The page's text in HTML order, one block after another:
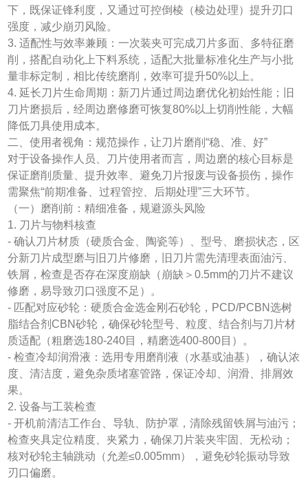
下，既保证锋利度，又通过可控倒棱（棱边处理）提升刃口
强度，减少崩刃风险。
3. 适配性与效率兼顾：一次装夹可完成刀片多面、多特征磨
削，搭配自动化上下料系统，适配大批量标准化生产与小批
量非标定制，相比传统磨削，效率可提升50%以上。
4. 延长刀片生命周期：新刀片通过周边磨优化初始性能；旧
刀片磨损后，经周边磨修磨可恢复80%以上切削性能，大幅
降低刀具使用成本。
二、使用者视角：规范操作，让刀片磨削“稳、准、好”
对于设备操作人员、刀片使用者而言，周边磨的核心目标是
保证磨削质量、提升效率、避免刀片报废与设备损伤，操作
需聚焦“前期准备、过程管控、后期处理”三大环节。
（一）磨削前：精细准备，规避源头风险
1. 刀片与物料核查
- 确认刀片材质（硬质合金、陶瓷等）、型号、磨损状态，区
分新刀片成型磨与旧刀片修磨，旧刀片需先清理表面油污、
铁屑，检查是否存在深度崩缺（崩缺＞0.5mm的刀片不建议
修磨，易导致刃口强度不足）。
- 匹配对应砂轮：硬质合金选金刚石砂轮，PCD/PCBN选树
脂结合剂CBN砂轮，确保砂轮型号、粒度、结合剂与刀片材
质适配（粗磨选180-240目，精磨选400-800目）。
- 检查冷却润滑液：选用专用磨削液（水基或油基），确认浓
度、清洁度，避免杂质堵塞管路，保证冷却、润滑、排屑效
果。
2. 设备与工装检查
- 开机前清洁工作台、导轨、防护罩，清除残留铁屑与油污；
检查夹具定位精度、夹紧力，确保刀片装夹牢固、无松动；
核对砂轮主轴跳动（允差≤0.005mm），避免砂轮振动导致
刃口偏磨。